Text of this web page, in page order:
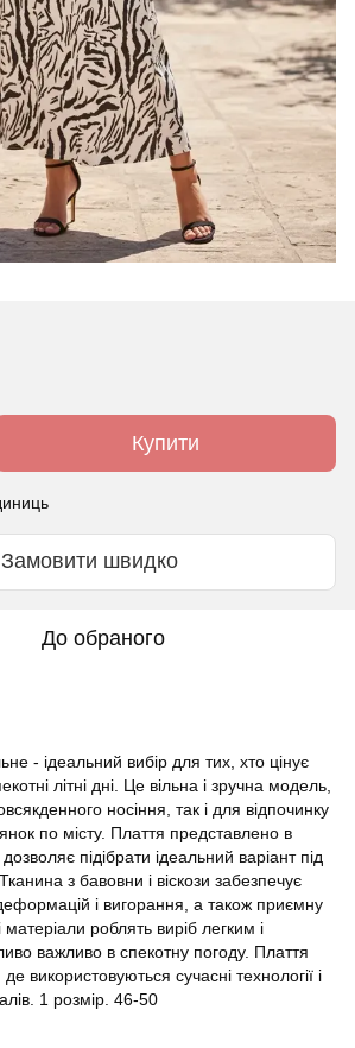
Купити
Замовити швидко
До обраного
- ідеальний вибір для тих, хто цінує
літні дні. Це вільна і зручна модель,
носіння, так і для відпочинку
по місту. Плаття представлено в
підібрати ідеальний варіант під
з бавовни і віскози забезпечує
і вигорання, а також приємну
роблять виріб легким і
важливо в спекотну погоду. Плаття
використовуються сучасні технології і
1 розмір. 46-50